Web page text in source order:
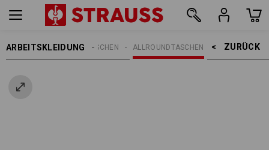
ARBEITSKLEIDUNG ZURÜCK    >
ALLROUNDTASCHEN
TASCHEN
ACCESSOIRES